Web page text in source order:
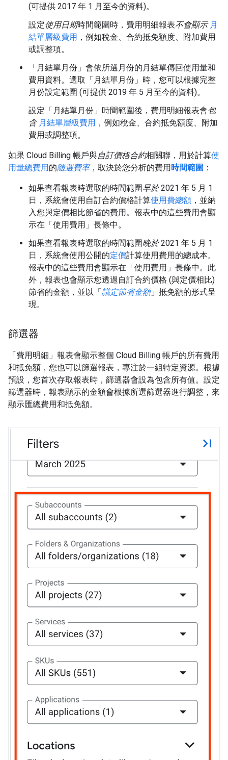
(可提供 2017 年 1 月至今的資料)。
設定使用日期時間範圍時，費用明細報表不會顯示 月
結單層級費用 ，例如稅金、合約抵免額度、附加費用
或調整項。
「月結單月份」 會依所選月份的月結單傳回使用量和
費用資料。選取「月結單月份」 時，您可以根據完整
月份設定範圍 (可提供 2019 年 5 月至今的資料)。
設定「月結單月份」 時間範圍後，費用明細報表會包
含 月結單層級費用 ，例如稅金、合約抵免額度、附加
費用或調整項。
如果 Cloud Billing 帳戶與自訂價格合約相關聯，用於計算使
用量總費用 的隨選費率，取決於您分析的費用 時間範圍 ：
如果查看報表時選取的時間範圍 早於2021 年 5 月 1
日，系統會使用自訂合約價格計算使用費總額 ，並納
入您與定價相比節省的費用。報表中的這些費用會顯
示在「使用費用」 長條中。
如果查看報表時選取的時間範圍 晚於2021 年 5 月 1
日，系統會使用公開的定價計算使用費用的總成本。
報表中的這些費用會顯示在「使用費用」 長條中。此
外，報表也會顯示您透過自訂合約價格 (與定價相比)
節省的金額，並以「 議定節省金額」抵免額的形式呈
現。
篩選器
「費用明細」 報表會顯示整個 Cloud Billing 帳戶的所有費用
和抵免額，您也可以篩選報表，專注於一組特定資源。根據
預設，您首次存取報表時，篩選器會設為包含所有值。設定
篩選器時，報表顯示的金額會根據所選篩選器進行調整，來
顯示匯總費用和抵免額。